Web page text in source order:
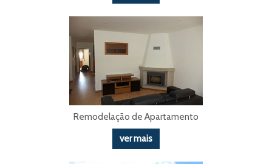
Remodelação de Apartamento
ver mais